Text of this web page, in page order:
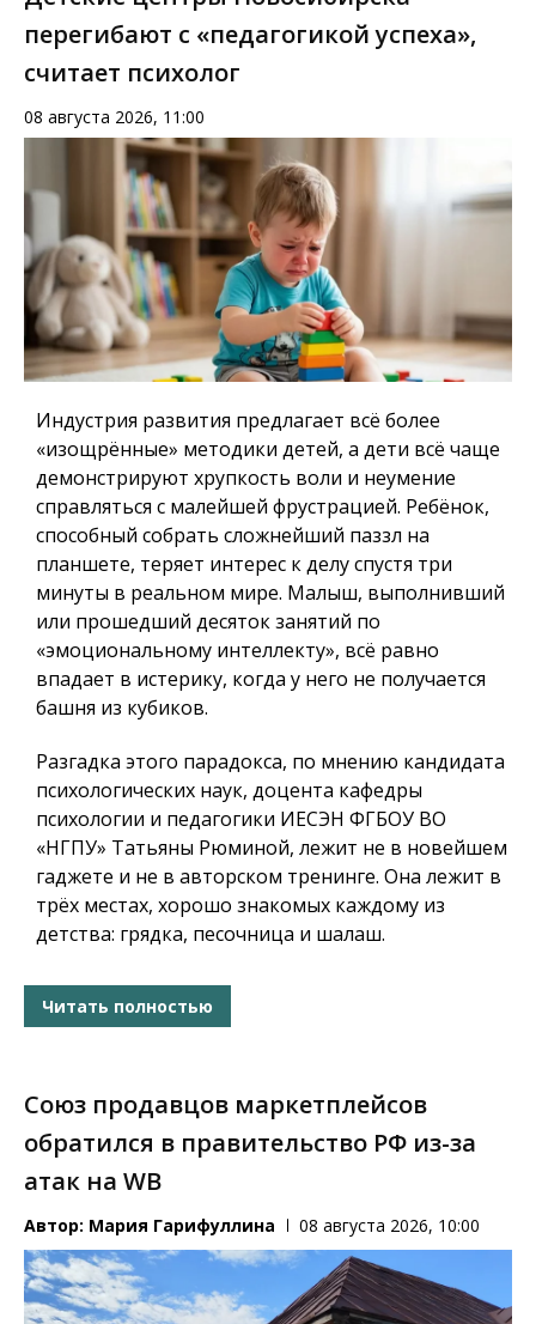
перегибают с «педагогикой успеха»,
считает психолог
08 августа 2026, 11:00
Индустрия развития предлагает всё более
«изощрённые» методики детей, а дети всё чаще
демонстрируют хрупкость воли и неумение
справляться с малейшей фрустрацией. Ребёнок,
способный собрать сложнейший паззл на
планшете, теряет интерес к делу спустя три
минуты в реальном мире. Малыш, выполнивший
или прошедший десяток занятий по
«эмоциональному интеллекту», всё равно
впадает в истерику, когда у него не получается
башня из кубиков.
Разгадка этого парадокса, по мнению кандидата
психологических наук, доцента кафедры
психологии и педагогики ИЕСЭН ФГБОУ ВО
«НГПУ» Татьяны Рюминой, лежит не в новейшем
гаджете и не в авторском тренинге. Она лежит в
трёх местах, хорошо знакомых каждому из
детства: грядка, песочница и шалаш.
Читать полностью
Союз продавцов маркетплейсов
обратился в правительство РФ из-за
атак на WB
Автор: Мария Гарифуллина 08 августа 2026, 10:00